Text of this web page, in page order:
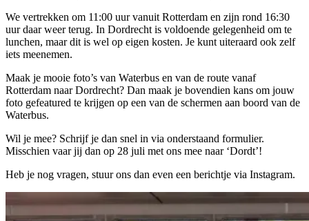
We vertrekken om 11:00 uur vanuit Rotterdam en zijn rond 16:30
uur daar weer terug. In Dordrecht is voldoende gelegenheid om te
lunchen, maar dit is wel op eigen kosten. Je kunt uiteraard ook zelf
iets meenemen.
Maak je mooie foto’s van Waterbus en van de route vanaf
Rotterdam naar Dordrecht? Dan maak je bovendien kans om jouw
foto gefeatured te krijgen op een van de schermen aan boord van de
Waterbus.
Wil je mee? Schrijf je dan snel in via onderstaand formulier.
Misschien vaar jij dan op 28 juli met ons mee naar ‘Dordt’!
Heb je nog vragen, stuur ons dan even een berichtje via Instagram.